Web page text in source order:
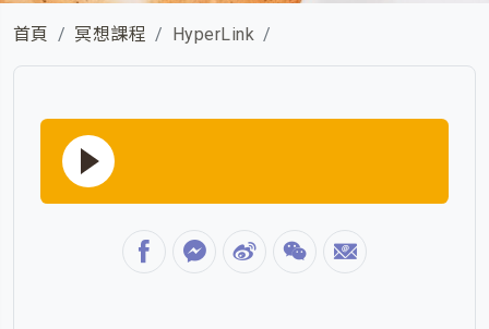
首頁 冥想課程 HyperLink